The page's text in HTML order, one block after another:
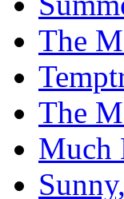
The
The
Much